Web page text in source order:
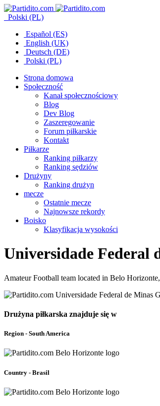
Polski (PL)
Español (ES)
English (UK)
Deutsch (DE)
Polski (PL)
Strona domowa
Społeczność
Kanał społecznościowy
Blog
Dev Blog
Zaszeregowanie
Forum piłkarskie
Kontakt
Piłkarze
Ranking piłkarzy
Ranking sędziów
Drużyny
Ranking drużyn
mecze
Ostatnie mecze
Najnowsze rekordy
Boisko
Klasyfikacja wysokości
Universidade Federal
Amateur Football team located in Belo
Drużyna piłkarska znajduje się w
Region - South America
Country - Brasil